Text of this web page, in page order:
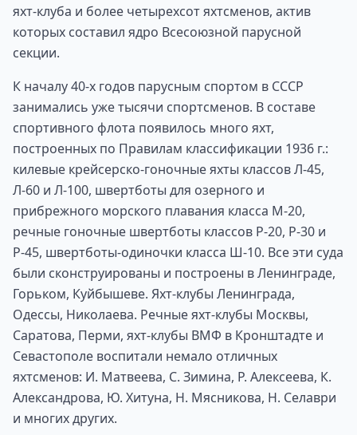
яхт-клуба и более четырехсот яхтсменов, актив
которых составил ядро Всесоюзной парусной
секции.
К началу 40-х годов парусным спортом в СССР
занимались уже тысячи спортсменов. В составе
спортивного флота появилось много яхт,
построенных по Правилам классификации 1936 г.:
килевые крейсерско-гоночные яхты классов Л-45,
Л-60 и Л-100, швертботы для озерного и
прибрежного морского плавания класса М-20,
речные гоночные швертботы классов Р-20, Р-30 и
Р-45, швертботы-одиночки класса Ш-10. Все эти суда
были сконструированы и построены в Ленинграде,
Горьком, Куйбышеве. Яхт-клубы Ленинграда,
Одессы, Николаева. Речные яхт-клубы Москвы,
Саратова, Перми, яхт-клубы ВМФ в Кронштадте и
Севастополе воспитали немало отличных
яхтсменов: И. Матвеева, С. Зимина, Р. Алексеева, К.
Александрова, Ю. Хитуна, Н. Мясникова, Н. Селаври
и многих других.